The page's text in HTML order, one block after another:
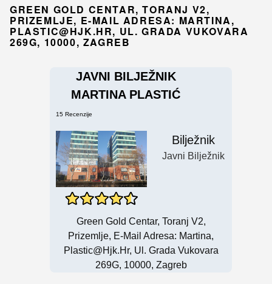
GREEN GOLD CENTAR, TORANJ V2,
PRIZEMLJE, E-MAIL ADRESA: MARTINA,
PLASTIC@HJK.HR, UL. GRADA VUKOVARA
269G, 10000, ZAGREB
JAVNI BILJEŽNIK
MARTINA PLASTIĆ
15 Recenzije
Bilježnik
Javni Bilježnik
Green Gold Centar, Toranj V2,
Prizemlje, E-Mail Adresa: Martina,
Plastic@hjk.hr, Ul. Grada Vukovara
269G, 10000, Zagreb